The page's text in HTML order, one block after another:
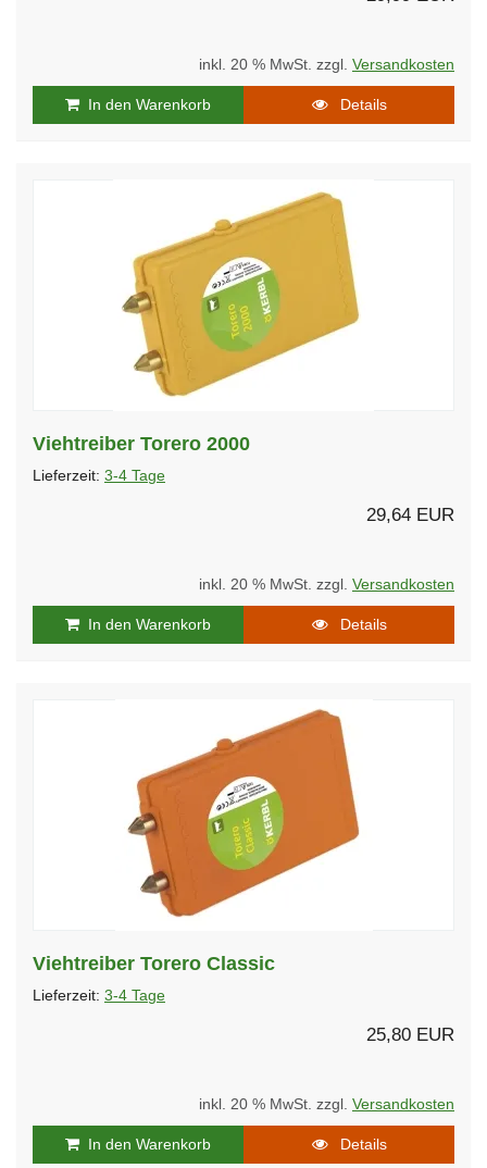
inkl. 20 % MwSt. zzgl. Versandkosten
In den Warenkorb Details
Viehtreiber Torero 2000
Lieferzeit: 3-4 Tage
29,64 EUR
inkl. 20 % MwSt. zzgl. Versandkosten
In den Warenkorb Details
Viehtreiber Torero Classic
Lieferzeit: 3-4 Tage
25,80 EUR
inkl. 20 % MwSt. zzgl. Versandkosten
In den Warenkorb Details